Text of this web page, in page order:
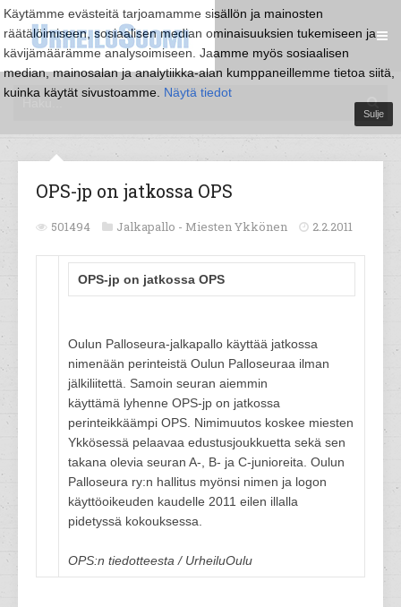
Käytämme evästeitä tarjoamamme sisällön ja mainosten
räätälöimiseen, sosiaalisen median ominaisuuksien tukemiseen ja
kävijämäärämme analysoimiseen. Jaamme myös sosiaalisen
median, mainosalan ja analytiikka-alan kumppaneillemme tietoa siitä,
kuinka käytät sivustoamme. Näytä tiedot
Sulje
OPS-jp on jatkossa OPS
501494 Jalkapallo - Miesten Ykkönen 2.2.2011
OPS-jp on jatkossa OPS
Oulun Palloseura-jalkapallo käyttää jatkossa
nimenään perinteistä Oulun Palloseuraa ilman
jälkiliitettä. Samoin seuran aiemmin
käyttämä lyhenne OPS-jp on jatkossa
perinteikkäämpi OPS. Nimimuutos koskee miesten
Ykkösessä pelaavaa edustusjoukkuetta sekä sen
takana olevia seuran A-, B- ja C-junioreita. Oulun
Palloseura ry:n hallitus myönsi nimen ja logon
käyttöoikeuden kaudelle 2011 eilen illalla
pidetyssä kokouksessa.
OPS:n tiedotteesta / UrheiluOulu